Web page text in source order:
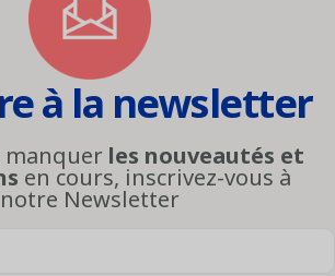
à la newsletter
manquer les nouveautés et
en cours, inscrivez-vous à
notre Newsletter